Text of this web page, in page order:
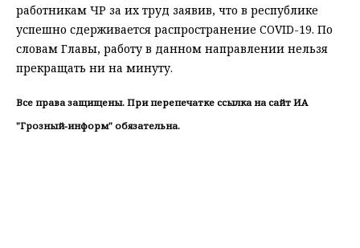
работникам ЧР за их труд заявив, что в республике
успешно сдерживается распространение COVID-19. По
словам Главы, работу в данном направлении нельзя
прекращать ни на минуту.
Все права защищены. При перепечатке ссылка на сайт ИА
"Грозный-информ" обязательна.